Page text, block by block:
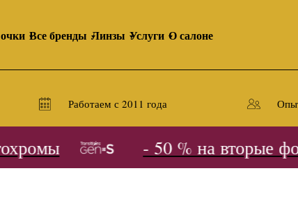
Все бренды Линзы Услуги О салоне
Работаем с 2011 года
- 50 % на вторые